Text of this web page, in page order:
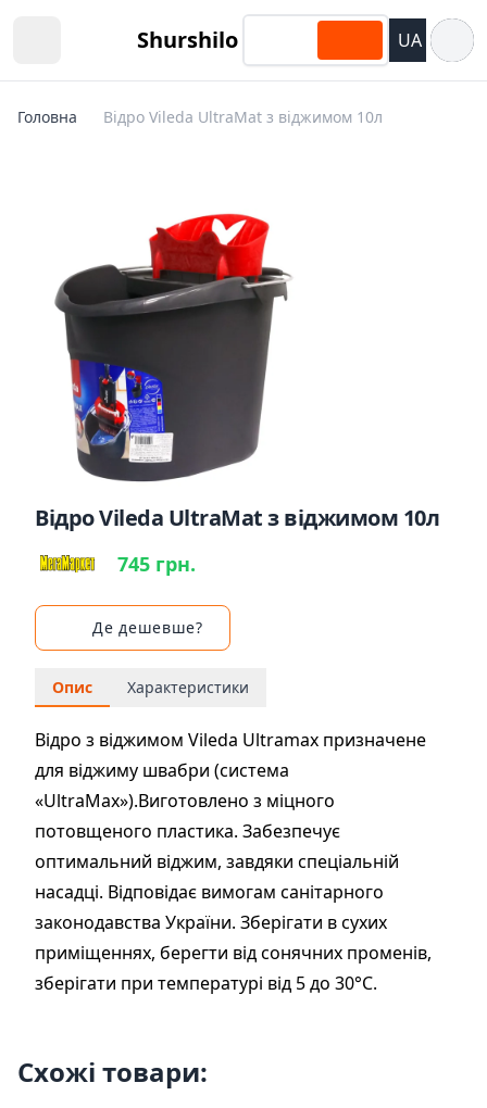
Shurshilo UA
Головна Відро Vileda UltraMat з віджимом 10л
Відро Vileda UltraMat з віджимом 10л
745 грн.
Де дешевше?
Опис Характеристики
Відро з віджимом Vileda Ultramax призначене
для віджиму швабри (система
«UltraMax»).Виготовлено з міцного
потовщеного пластика. Забезпечує
оптимальний віджим, завдяки спеціальній
насадці. Відповідає вимогам санітарного
законодавства України. Зберігати в сухих
приміщеннях, берегти від сонячних променів,
зберігати при температурі від 5 до 30°С.
Схожі товари: